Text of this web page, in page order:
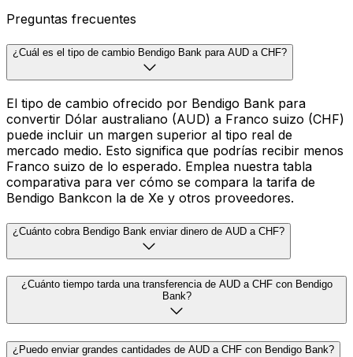
Preguntas frecuentes
¿Cuál es el tipo de cambio Bendigo Bank para AUD a CHF?
El tipo de cambio ofrecido por Bendigo Bank para
convertir Dólar australiano (AUD) a Franco suizo (CHF)
puede incluir un margen superior al tipo real de
mercado medio. Esto significa que podrías recibir menos
Franco suizo de lo esperado. Emplea nuestra tabla
comparativa para ver cómo se compara la tarifa de
Bendigo Bankcon la de Xe y otros proveedores.
¿Cuánto cobra Bendigo Bank enviar dinero de AUD a CHF?
¿Cuánto tiempo tarda una transferencia de AUD a CHF con Bendigo
Bank?
¿Puedo enviar grandes cantidades de AUD a CHF con Bendigo Bank?